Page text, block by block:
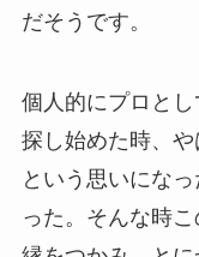
だそうです。
個人的にプロと
探し始めた時、や
という思いにな
った。そんな時